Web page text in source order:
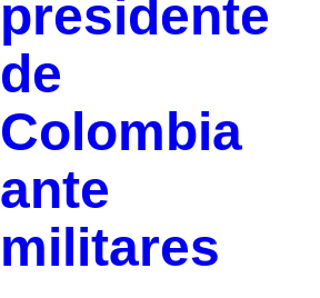
presidente
de
Colombia
ante
militares